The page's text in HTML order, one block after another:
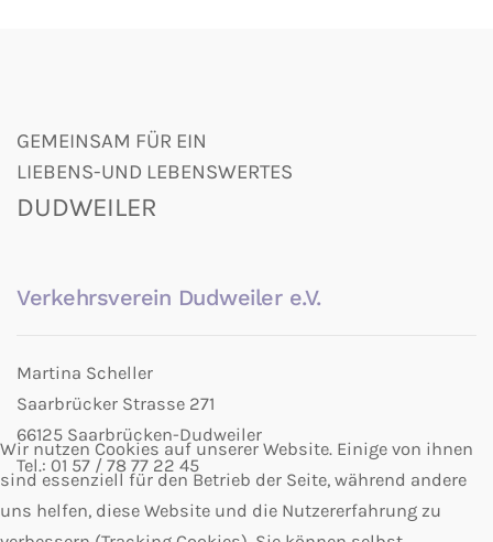
GEMEINSAM FÜR EIN
LIEBENS-UND LEBENSWERTES
DUDWEILER
Verkehrsverein Dudweiler e.V.
Martina Scheller
Saarbrücker Strasse 271
66125 Saarbrücken-Dudweiler
Tel.: 01 57 / 78 77 22 45
Wir nutzen Cookies auf unserer Website. Einige von ihnen
sind essenziell für den Betrieb der Seite, während andere
uns helfen, diese Website und die Nutzererfahrung zu